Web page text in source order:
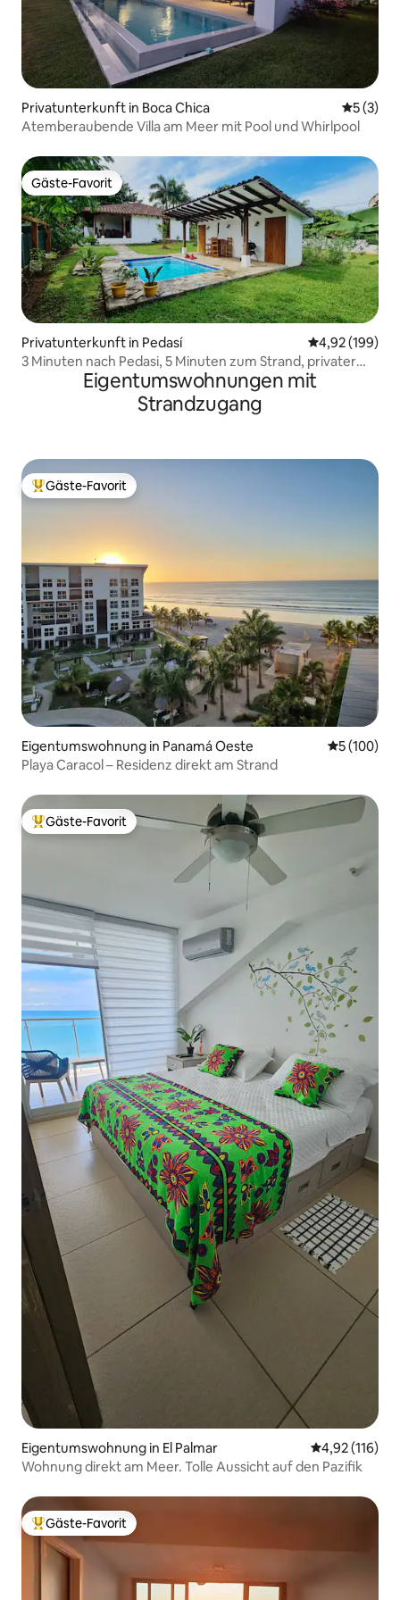
Privatunterkunft in Boca Chica
5 (3)
Atemberaubende Villa am Meer mit Pool und Whirlpool
Gäste-Favorit
Gäste-Favorit
Privatunterkunft in Pedasí
4,92 (199)
3 Minuten nach Pedasi, 5 Minuten zum Strand, privater
Eigentumswohnungen mit
Strandzugang
Beliebter Gäste-Favorit.
Gäste-Favorit
Eigentumswohnung in Panamá Oeste
5 (100)
Playa Caracol – Residenz direkt am Strand
Beliebter Gäste-Favorit.
Gäste-Favorit
Eigentumswohnung in El Palmar
4,92 (116)
Wohnung direkt am Meer. Tolle Aussicht auf den Pazifik
Beliebter Gäste-Favorit.
Gäste-Favorit